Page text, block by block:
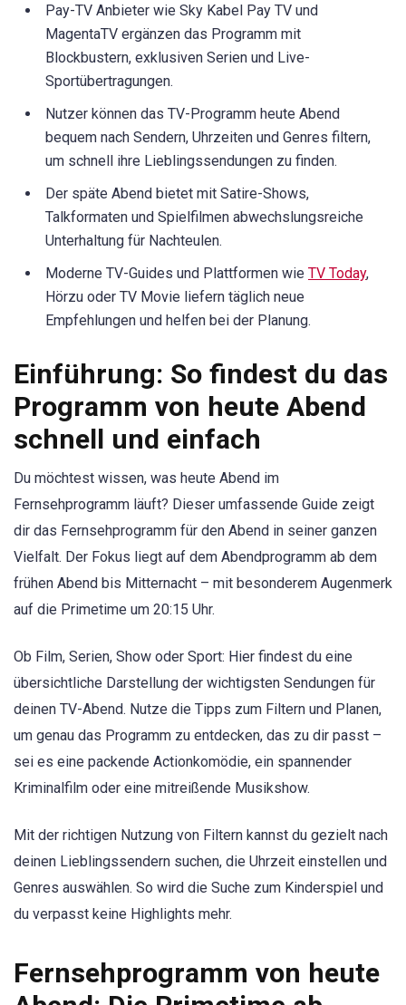
Pay-TV Anbieter wie Sky Kabel Pay TV und
MagentaTV ergänzen das Programm mit
Blockbustern, exklusiven Serien und Live-
Sportübertragungen.
Nutzer können das TV-Programm heute Abend
bequem nach Sendern, Uhrzeiten und Genres filtern,
um schnell ihre Lieblingssendungen zu finden.
Der späte Abend bietet mit Satire-Shows,
Talkformaten und Spielfilmen abwechslungsreiche
Unterhaltung für Nachteulen.
Moderne TV-Guides und Plattformen wie TV Today,
Hörzu oder TV Movie liefern täglich neue
Empfehlungen und helfen bei der Planung.
Einführung: So findest du das
Programm von heute Abend
schnell und einfach
Du möchtest wissen, was heute Abend im
Fernsehprogramm läuft? Dieser umfassende Guide zeigt
dir das Fernsehprogramm für den Abend in seiner ganzen
Vielfalt. Der Fokus liegt auf dem Abendprogramm ab dem
frühen Abend bis Mitternacht – mit besonderem Augenmerk
auf die Primetime um 20:15 Uhr.
Ob Film, Serien, Show oder Sport: Hier findest du eine
übersichtliche Darstellung der wichtigsten Sendungen für
deinen TV-Abend. Nutze die Tipps zum Filtern und Planen,
um genau das Programm zu entdecken, das zu dir passt –
sei es eine packende Actionkomödie, ein spannender
Kriminalfilm oder eine mitreißende Musikshow.
Mit der richtigen Nutzung von Filtern kannst du gezielt nach
deinen Lieblingssendern suchen, die Uhrzeit einstellen und
Genres auswählen. So wird die Suche zum Kinderspiel und
du verpasst keine Highlights mehr.
Fernsehprogramm von heute